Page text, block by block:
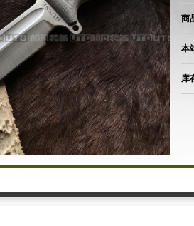
商
本
库